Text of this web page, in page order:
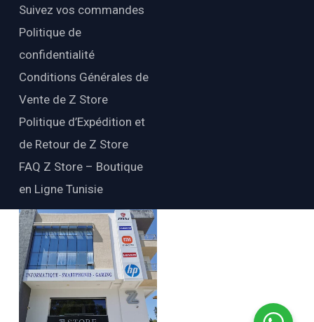
Suivez vos commandes
Politique de
confidentialité
Conditions Générales de
Vente de Z Store
Politique d’Expédition et
de Retour de Z Store
FAQ Z Store – Boutique
en Ligne Tunisie